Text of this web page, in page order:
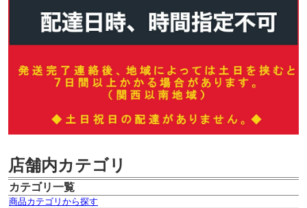
店舗内カテゴリ
カテゴリ一覧
商品カテゴリから探す